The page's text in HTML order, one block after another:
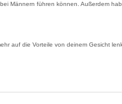
Männern führen können. Außerdem
auf die Vorteile von deinem Gesicht